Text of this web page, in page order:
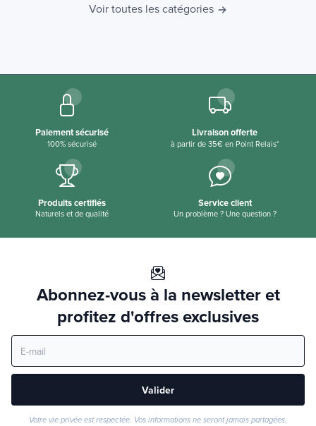
Voir toutes les catégories
Paiement sécurisé
100% sécurisé
Livraison offerte
à partir de 35€ en Point Relais*
Produits certifiés
Naturels et de qualité
Service client
Un problème ? Une question ?
Abonnez-vous à la newsletter et
profitez d'offres exclusives
Valider
Votre vie privée est respectée. Vos informations ne seront jamais partagées.